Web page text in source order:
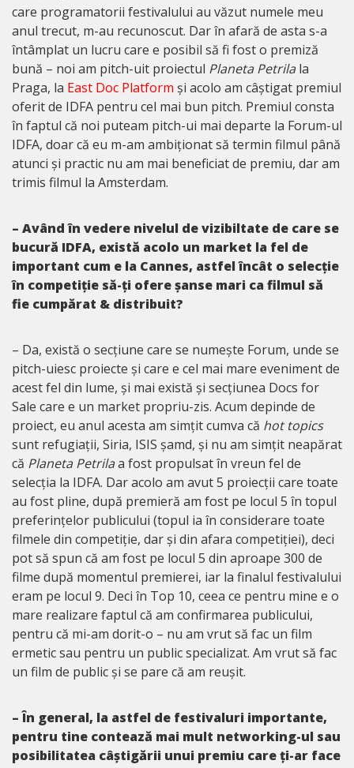
care programatorii festivalului au văzut numele meu
anul trecut, m-au recunoscut. Dar în afară de asta s-a
întâmplat un lucru care e posibil să fi fost o premiză
bună – noi am pitch-uit proiectul Planeta Petrila la
Praga, la East Doc Platform și acolo am câștigat premiul
oferit de IDFA pentru cel mai bun pitch. Premiul consta
în faptul că noi puteam pitch-ui mai departe la Forum-ul
IDFA, doar că eu m-am ambiționat să termin filmul până
atunci și practic nu am mai beneficiat de premiu, dar am
trimis filmul la Amsterdam.
– Având în vedere nivelul de vizibiltate de care se
bucură IDFA, există acolo un market la fel de
important cum e la Cannes, astfel încât o selecție
în competiție să-ți ofere șanse mari ca filmul să
fie cumpărat & distribuit?
– Da, există o secțiune care se numește Forum, unde se
pitch-uiesc proiecte și care e cel mai mare eveniment de
acest fel din lume, și mai există și secțiunea Docs for
Sale care e un market propriu-zis. Acum depinde de
proiect, eu anul acesta am simțit cumva că hot topics
sunt refugiații, Siria, ISIS șamd, și nu am simțit neapărat
că Planeta Petrilaa fost propulsat în vreun fel de
selecția la IDFA. Dar acolo am avut 5 proiecții care toate
au fost pline, după premieră am fost pe locul 5 în topul
preferințelor publicului (topul ia în considerare toate
filmele din competiție, dar și din afara competiției), deci
pot să spun că am fost pe locul 5 din aproape 300 de
filme după momentul premierei, iar la finalul festivalului
eram pe locul 9. Deci în Top 10, ceea ce pentru mine e o
mare realizare faptul că am confirmarea publicului,
pentru că mi-am dorit-o – nu am vrut să fac un film
ermetic sau pentru un public specializat. Am vrut să fac
un film de public și se pare că am reușit.
– În general, la astfel de festivaluri importante,
pentru tine contează mai mult networking-ul sau
posibilitatea câștigării unui premiu care ți-ar face